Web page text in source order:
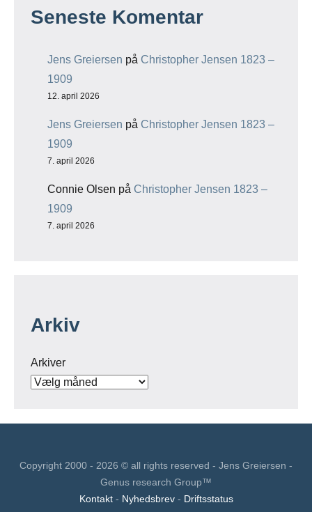
Seneste Komentar
Jens Greiersen på Christopher Jensen 1823 –
1909
12. april 2026
Jens Greiersen på Christopher Jensen 1823 –
1909
7. april 2026
Connie Olsen på Christopher Jensen 1823 –
1909
7. april 2026
Arkiv
Arkiver
Copyright 2000 - 2026 © all rights reserved - Jens Greiersen -
Genus research Group™
Kontakt- Nyhedsbrev- Driftsstatus